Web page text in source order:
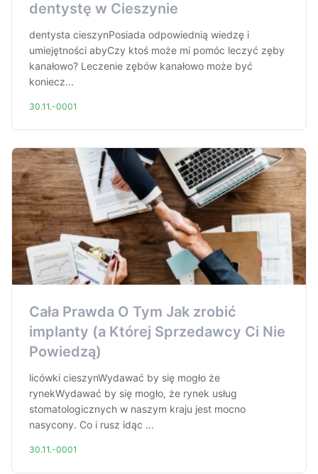
dentystę w Cieszynie
dentysta cieszynPosiada odpowiednią wiedzę i
umiejętności abyCzy ktoś może mi pomóc leczyć zęby
kanałowo? Leczenie zębów kanałowo może być
koniecz...
30.11.-0001
Cała Prawda O Tym Jak zrobić
implanty (a Której Sprzedawcy Ci Nie
Powiedzą)
licówki cieszynWydawać by się mogło że
rynekWydawać by się mogło, że rynek usług
stomatologicznych w naszym kraju jest mocno
nasycony. Co i rusz idąc ...
30.11.-0001